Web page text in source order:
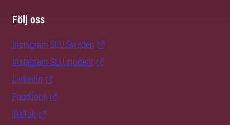
Följ oss
Instagram SLU.Sweden
Instagram SLU.student
LinkedIn
Facebook
TikTok